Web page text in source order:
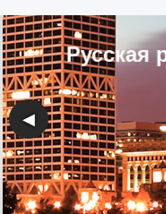
Русская
◀